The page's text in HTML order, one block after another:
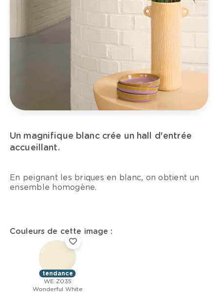
Un magnifique blanc crée un hall d'entrée
accueillant.
En peignant les briques en blanc, on obtient un
ensemble homogène.
Couleurs de cette image :
tendance
WE Z035
Wonderful White